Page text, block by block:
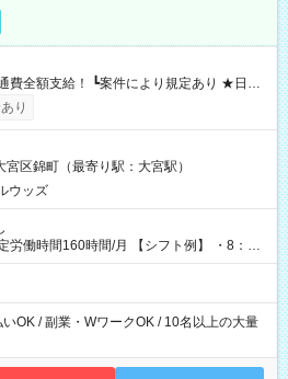
┗働いたその日に現金GET♪ お仕事後はコ
引き落とせます！ 【試用期間】試
り
区錦町（最寄り駅：大宮駅）
ウッズ
時間/月 【シフト例】 ・8：00
OK / 副業・WワークOK / 10名以上の大量